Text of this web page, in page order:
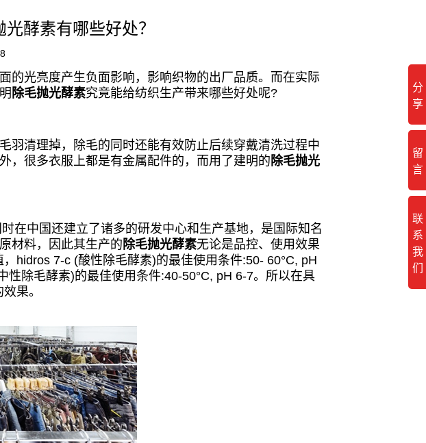
分
享
留
言
联
系
我
们
酵素有哪些好处？
光亮度产生负面影响，影响织物的出厂品质。而在实际
除毛抛光酵素究竟能给纺织生产带来哪些好处呢?
羽清理掉，除毛的同时还能有效防止后续穿戴清洗过程中
，很多衣服上都是有金属配件的，而用了建明的 除毛抛光
中国还建立了诸多的研发中心和生产基地，是国际知名
材料，因此其生产的 除毛抛光酵素无论是品控、使用效果
hidros 7-c (酸性除毛酵素)的最佳使用条件:50- 60°C, pH
除毛酵素)的最佳使用条件:40-50°C, pH 6-7。所以在具
果。